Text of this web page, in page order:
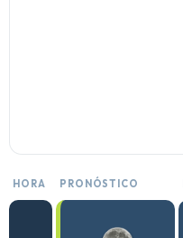
HORA PRONÓSTICO